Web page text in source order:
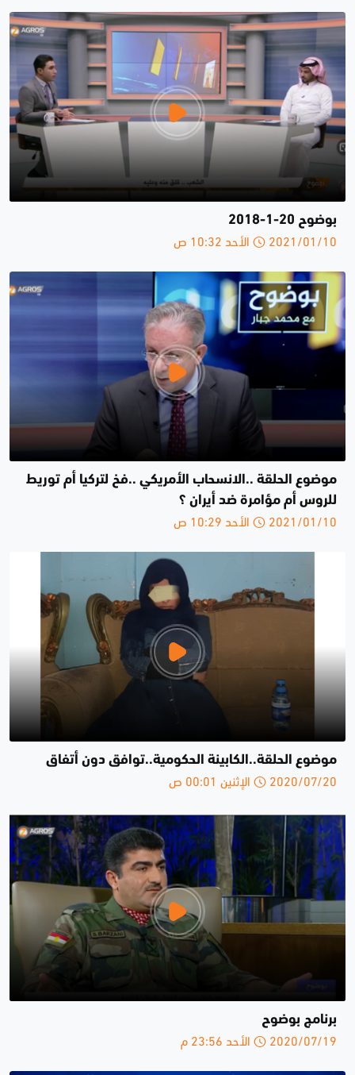
بوضوح 20-1-2018
2021/01/10 الأحد 10:32 ص
موضوع الحلقة ..الانسحاب الأمريكي ..فخ لتركيا أم توريط
للروس أم مؤامرة ضد أيران ؟
2021/01/10 الأحد 10:29 ص
موضوع الحلقة..الكابينة الحكومية..توافق دون أتفاق
2020/07/20 الإثنين 00:01 ص
برنامج بوضوح
2020/07/19 الأحد 23:56 م